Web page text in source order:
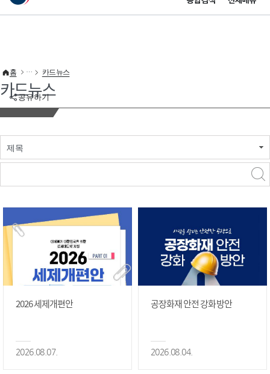
이 누리집은 대한민국 공식 전자정부 누리집입니다.
공유하기
홈 카드뉴스
카드뉴스
제목
2026 세제개편안
2026.08.07.
공장화재 안전 강화 방안
2026.08.04.